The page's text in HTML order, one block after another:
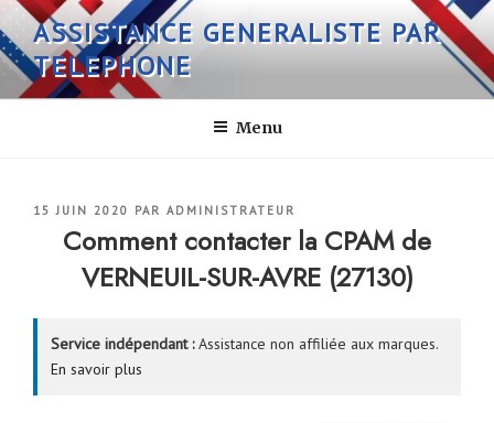
Aller
au
contenu
principal
ASSISTANCE GENERALISTE PAR
TELEPHONE
Menu
PUBLIÉ
15 JUIN 2020 PAR ADMINISTRATEUR
Comment contacter la CPAM de
VERNEUIL-SUR-AVRE (27130)
Service indépendant :Assistance non affiliée aux marques.
En savoir plus